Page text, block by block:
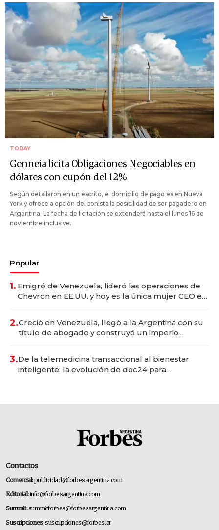
TODAY
Genneia licita Obligaciones Negociables en
dólares con cupón del 12%
Según detallaron en un escrito, el domicilio de pago es en Nueva
York y ofrece a opción del bonista la posibilidad de ser pagadero en
Argentina. La fecha de licitación se extenderá hasta el lunes 16 de
noviembre inclusive.
Popular
1. Emigró de Venezuela, lideró las operaciones de
Chevron en EE.UU. y hoy es la única mujer CEO en
2.Creció en Venezuela, llegó a la Argentina con su
título de abogado y construyó un imperio
3.De la telemedicina transaccional al bienestar
inteligente: la evolución de doc24 para
Contactos
Comercial:publicidad@forbesargentina.com
Editorial:info@forbesargentina.com
Summit:summitforbes@forbesargentina.com
Suscripciones:suscripciones@forbes.ar